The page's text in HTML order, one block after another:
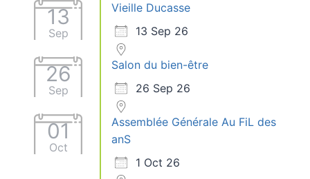
13
Sep
Vieille Ducasse
13 Sep 26
26
Sep
Salon du bien-être
26 Sep 26
01
Oct
Assemblée Générale Au FiL des
anS
1 Oct 26